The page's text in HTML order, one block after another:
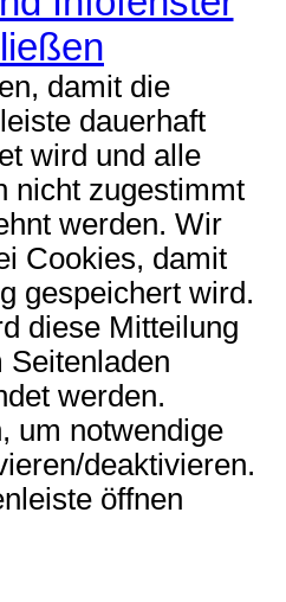
damit die
dauerhaft
wird und alle
nicht zugestimmt
werden. Wir
Cookies, damit
gespeichert wird.
diese Mitteilung
Seitenladen
werden.
um notwendige
deaktivieren.
öffnen